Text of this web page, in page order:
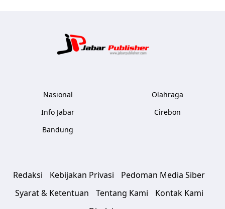
Nasional
Info Jabar
Bandung
Olahraga
Cirebon
Redaksi Kebijakan Privasi
Pedoman Media Siber
Syarat & Ketentuan
Tentang Kami
Kontak Kami